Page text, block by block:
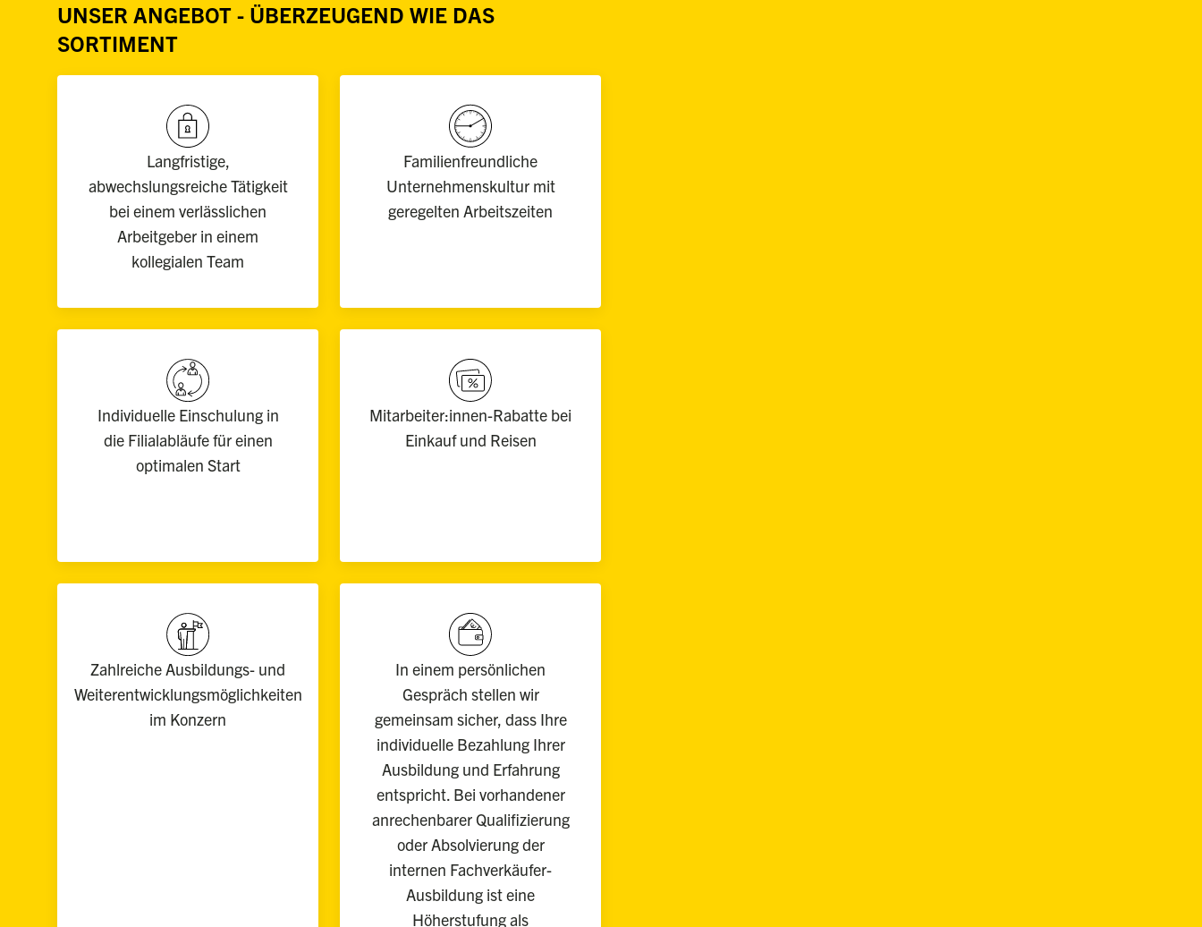
UNSER ANGEBOT - ÜBERZEUGEND WIE DAS
SORTIMENT
Langfristige,
abwechslungsreiche Tätigkeit
bei einem verlässlichen
Arbeitgeber in einem
kollegialen Team
Familienfreundliche
Unternehmenskultur mit
geregelten Arbeitszeiten
Individuelle Einschulung in
die Filialabläufe für einen
optimalen Start
Mitarbeiter:innen-Rabatte bei
Einkauf und Reisen
Zahlreiche Ausbildungs- und
Weiterentwicklungsmöglichkeiten
im Konzern
In einem persönlichen
Gespräch stellen wir
gemeinsam sicher, dass Ihre
individuelle Bezahlung Ihrer
Ausbildung und Erfahrung
entspricht. Bei vorhandener
anrechenbarer Qualifizierung
oder Absolvierung der
internen Fachverkäufer-
Ausbildung ist eine
Höherstufung als